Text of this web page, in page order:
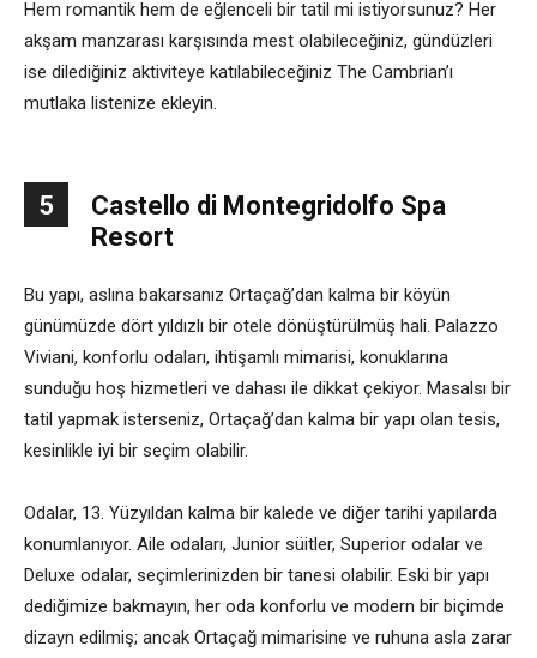
Hem romantik hem de eğlenceli bir tatil mi istiyorsunuz? Her
akşam manzarası karşısında mest olabileceğiniz, gündüzleri
ise dilediğiniz aktiviteye katılabileceğiniz The Cambrian’ı
mutlaka listenize ekleyin.
5
Castello di Montegridolfo Spa
Resort
Bu yapı, aslına bakarsanız Ortaçağ’dan kalma bir köyün
günümüzde dört yıldızlı bir otele dönüştürülmüş hali. Palazzo
Viviani, konforlu odaları, ihtişamlı mimarisi, konuklarına
sunduğu hoş hizmetleri ve dahası ile dikkat çekiyor. Masalsı bir
tatil yapmak isterseniz, Ortaçağ’dan kalma bir yapı olan tesis,
kesinlikle iyi bir seçim olabilir.
Odalar, 13. Yüzyıldan kalma bir kalede ve diğer tarihi yapılarda
konumlanıyor. Aile odaları, Junior süitler, Superior odalar ve
Deluxe odalar, seçimlerinizden bir tanesi olabilir. Eski bir yapı
dediğimize bakmayın, her oda konforlu ve modern bir biçimde
dizayn edilmiş; ancak Ortaçağ mimarisine ve ruhuna asla zarar